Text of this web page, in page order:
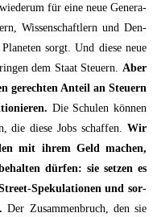
für eine neue Gene­ra­
Wis­sen­schaft­lern und Den­
sorgt. Und die­se neue
dem Staat Steu­ern. Aber
gerech­ten Anteil an Steu­ern
Die Schu­len kön­nen
die die­se Jobs schaf­fen. Wir
mit ihrem Geld machen,
dür­fen: sie set­zen es
Spe­­ku­la­tio­nen und sor­
Der Zu­sam­men­bruch, den sie